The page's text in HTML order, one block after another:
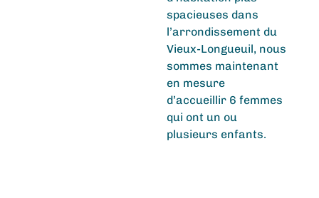
spacieuses dans
l’arrondissement du
Vieux-Longueuil, nous
sommes maintenant
en mesure
d’accueillir 6 femmes
qui ont un ou
plusieurs enfants.